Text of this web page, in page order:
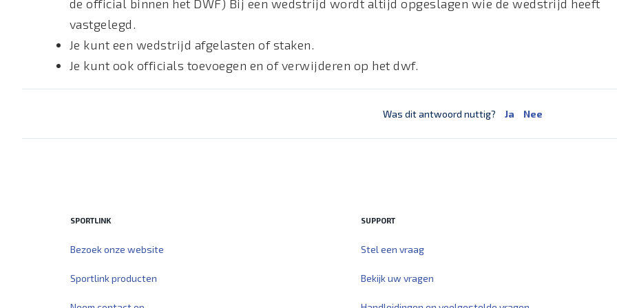
de official binnen het DWF) Bij een wedstrijd wordt altijd opgeslagen wie de wedstrijd heeft
vastgelegd.
Je kunt een wedstrijd afgelasten of staken.
Je kunt ook officials toevoegen en of verwijderen op het dwf.
Was dit antwoord nuttig? Ja Nee
SPORTLINK
Bezoek onze website
Sportlink producten
SUPPORT
Stel een vraag
Bekijk uw vragen